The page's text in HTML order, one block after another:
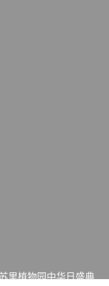
里植物园中华日盛典